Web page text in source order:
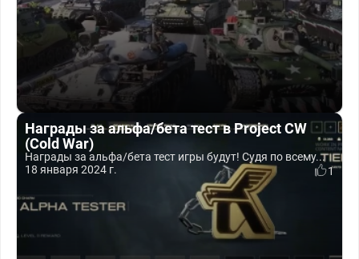
Награды за альфа/бета тест в Project CW
(Cold War)
Награды за альфа/бета тест игры будут! Судя по всему...
18 января 2024 г.
1